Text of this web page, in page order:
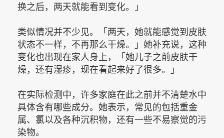
换之后，两天就能看到变化。」
类似情况并不少见。「两天，她就能感觉到皮肤
状态不一样，不再那么干燥。」她补充说，这种
变化也出现在家人身上，「她儿子之前皮肤干
燥，还有湿疹，现在看起来好了很多。」
在实际检测中，许多家庭在此之前并不清楚水中
具体含有哪些成分。她表示，常见的包括重金
属、氯以及各种沉积物，还有一些不易察觉的污
染物。